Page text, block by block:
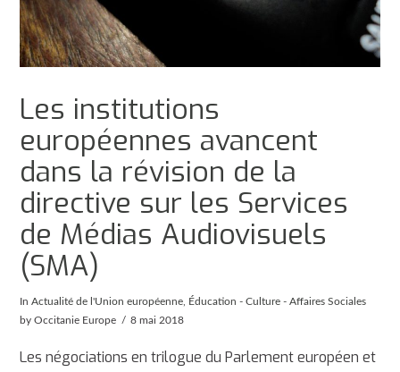
Les institutions
européennes avancent
dans la révision de la
directive sur les Services
de Médias Audiovisuels
(SMA)
InActualité de l'Union européenne Éducation - Culture - Affaires Sociales
by Occitanie Europe
8 mai 2018
Les négociations en trilogue du Parlement européen et